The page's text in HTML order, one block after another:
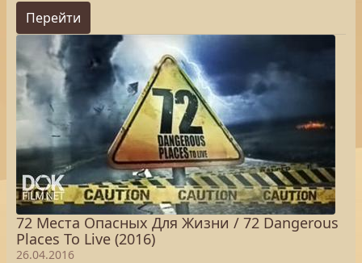
Перейти
72 Места Опасных Для Жизни / 72 Dangerous
Places To Live (2016)
26.04.2016